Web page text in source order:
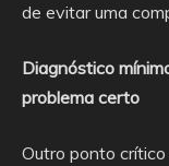
de evitar uma
Diagnóstico
problema certo
Outro ponto crítico